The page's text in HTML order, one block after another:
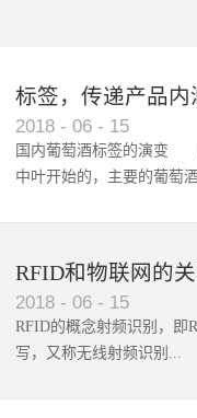
标签，传递产品内
2018 - 06 - 15
国内葡萄酒标签的演变
中叶开始的，主要的葡萄
RFID和物联网的
2018 - 06 - 15
RFID的概念射频识别，即
写，又称无线射频识别...